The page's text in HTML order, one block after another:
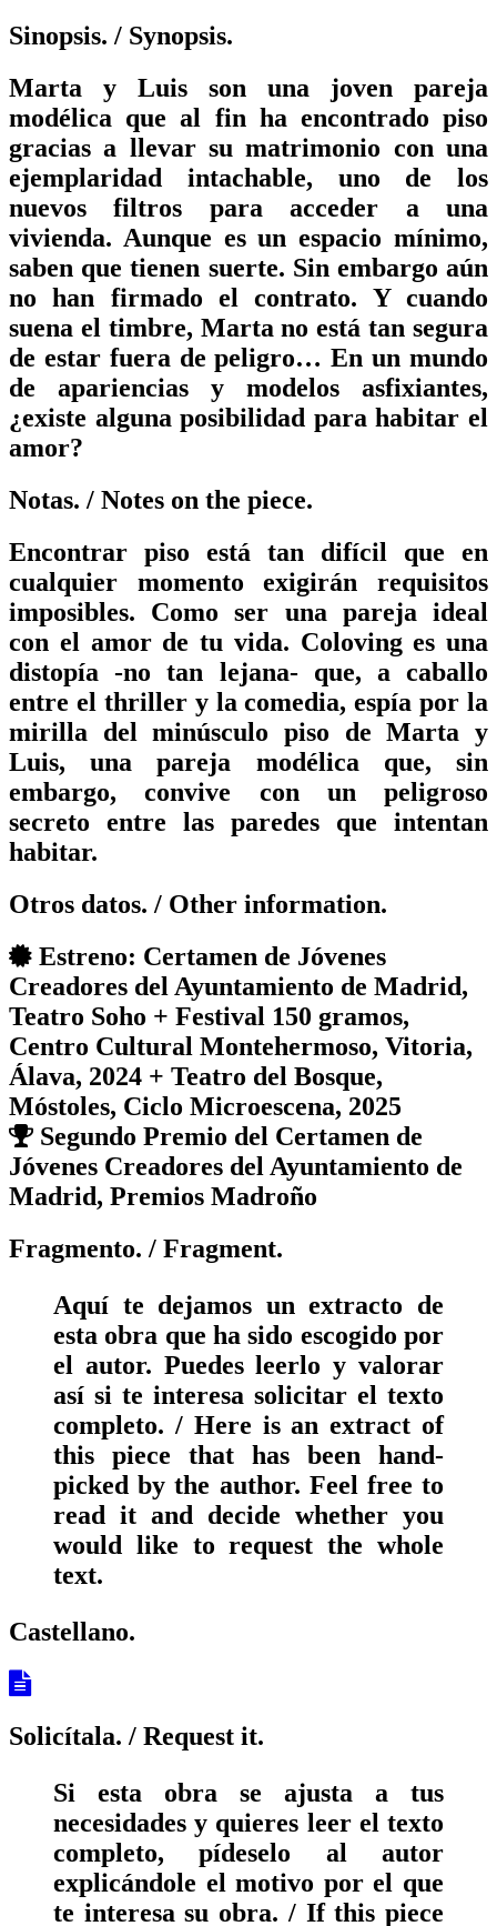
Sinopsis. / Synopsis.
Marta y Luis son una joven pareja
modélica que al fin ha encontrado piso
gracias a llevar su matrimonio con una
ejemplaridad intachable, uno de los
nuevos filtros para acceder a una
vivienda. Aunque es un espacio mínimo,
saben que tienen suerte. Sin embargo aún
no han firmado el contrato. Y cuando
suena el timbre, Marta no está tan segura
de estar fuera de peligro… En un mundo
de apariencias y modelos asfixiantes,
¿existe alguna posibilidad para habitar el
amor?
Notas. / Notes on the piece.
Encontrar piso está tan difícil que en
cualquier momento exigirán requisitos
imposibles. Como ser una pareja ideal
con el amor de tu vida. Coloving es una
distopía -no tan lejana- que, a caballo
entre el thriller y la comedia, espía por la
mirilla del minúsculo piso de Marta y
Luis, una pareja modélica que, sin
embargo, convive con un peligroso
secreto entre las paredes que intentan
habitar.
Otros datos. / Other information.
Estreno: Certamen de Jóvenes
Creadores del Ayuntamiento de Madrid,
Teatro Soho + Festival 150 gramos,
Centro Cultural Montehermoso, Vitoria,
Álava, 2024 + Teatro del Bosque,
Móstoles, Ciclo Microescena, 2025
Segundo Premio del Certamen de
Jóvenes Creadores del Ayuntamiento de
Madrid, Premios Madroño
Fragmento. / Fragment.
Aquí te dejamos un extracto de
esta obra que ha sido escogido por
el autor. Puedes leerlo y valorar
así si te interesa solicitar el texto
completo. / Here is an extract of
this piece that has been hand-
picked by the author. Feel free to
read it and decide whether you
would like to request the whole
text.
Castellano.
Solicítala. / Request it.
Si esta obra se ajusta a tus
necesidades y quieres leer el texto
completo, pídeselo al autor
explicándole el motivo por el que
te interesa su obra. / If this piece